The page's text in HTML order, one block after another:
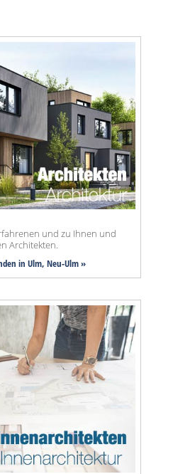
und zu Ihnen und
Architekten.
in Ulm, Neu-Ulm »